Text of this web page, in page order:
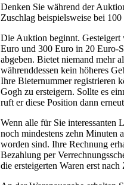
Denken Sie während der
Zuschlag beispielsweise bei
Die Auktion beginnt.
Euro und 300 Euro in 20 Euro-
abgeben. Bietet niemand mehr
währenddessen kein höheres
Ihre Bieternummer registrieren
Gogh zu ersteigern. Sollte es
ruft er diese Position dann
Wenn alle für Sie interessanten
noch mindestens zehn Minuten
worden sind. Ihre Rechnung
Bezahlung per
die ersteigerten Waren erst